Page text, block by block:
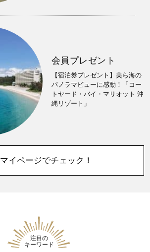
会員プレゼント
【宿泊券プレゼント】美ら海の
パノラマビューに感動！「コー
トヤード・バイ・マリオット 沖
縄リゾート」
マイページでチェック！
注目の
キーワード